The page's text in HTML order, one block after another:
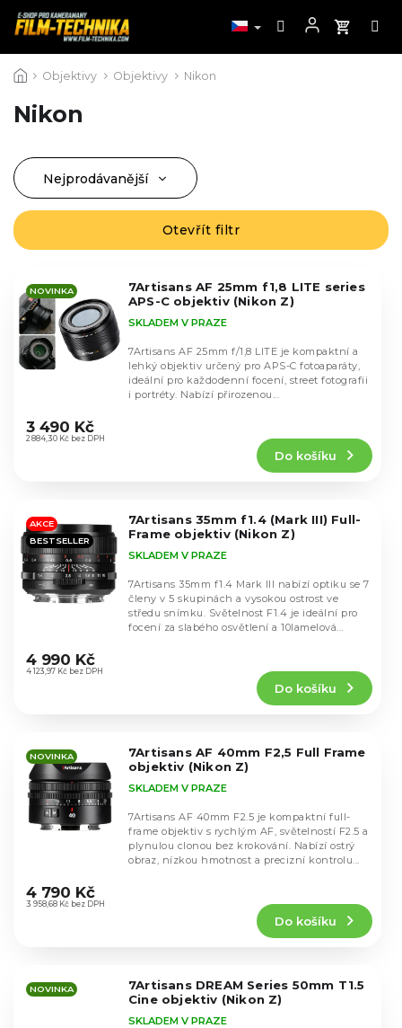
na
Objektivy Objektivy Nikon
Nikon
Ř
a
z
e
p
r
o
d
Nejprodávanější
Nejlevnější
Otevřít filtr
V
s
p
r
NOVINKA
7Artisans AF 25mm f1,8 LITE series
APS-C objektiv (Nikon Z)
hodnocení
produktu
hvězdiček.
SKLADEM V PRAZE
2 884,30 Kč bez DPH
3 490 Kč
Do košíku
7Artisans AF 25mm f/1,8 LITE je kompaktní a
lehký objektiv určený pro APS-C fotoaparáty,
ideální pro každodenní focení, street fotografii
i portréty. Nabízí přirozenou...
AKCE
BESTSELLER
7Artisans 35mm f1.4 (Mark III) Full-
Frame objektiv (Nikon Z)
hodnocení
produktu
hvězdiček.
SKLADEM V PRAZE
4 123,97 Kč bez DPH
4 990 Kč
Do košíku
7Artisans 35mm f1.4 Mark III nabízí optiku se 7
členy v 5 skupinách a vysokou ostrost ve
středu snímku. Světelnost F1.4 je ideální pro
focení za slabého osvětlení a 10lamelová...
NOVINKA
7Artisans AF 40mm F2,5 Full Frame
objektiv (Nikon Z)
hodnocení
produktu
hvězdiček.
SKLADEM V PRAZE
3 958,68 Kč bez DPH
4 790 Kč
Do košíku
7Artisans AF 40mm F2.5 je kompaktní full-
frame objektiv s rychlým AF, světelností F2.5 a
plynulou clonou bez krokování. Nabízí ostrý
obraz, nízkou hmotnost a precizní kontrolu...
NOVINKA
7Artisans DREAM Series 50mm T1.5
Cine objektiv (Nikon Z)
SKLADEM V PRAZE